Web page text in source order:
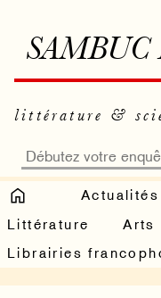
littérature &
Actualités
Littérature
Arts
Librairies